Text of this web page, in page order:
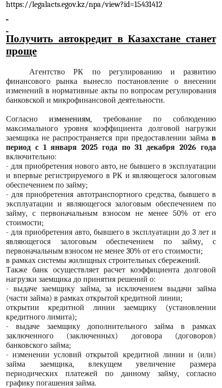
https://legalacts.egov.kz/npa/view?id=15431412
Получить автокредит в Казахстане станет
проще
Агентство РК по регулированию и развитию
финансового рынка вынесло постановление о внесении
изменений в нормативные акты по вопросам регулирования
банковской и микрофинансовой деятельности.
Согласно изменениям, требование по соблюдению
максимального уровня коэффициента долговой нагрузки
заемщика не распространяется при предоставлении займа в
период с 1 января 2025 года по 31 декабря 2026 года
включительно:
- для приобретения нового авто, не бывшего в эксплуатации
и впервые регистрируемого в РК и являющегося залоговым
обеспечением по займу;
- для приобретения автотранспортного средства, бывшего в
эксплуатации и являющегося залоговым обеспечением по
займу, с первоначальным взносом не менее 50% от его
стоимости;
- для приобретения авто, бывшего в эксплуатации до 3 лет и
являющегося залоговым обеспечением по займу, с
первоначальным взносом не менее 30% от его стоимости;
в рамках системы жилищных строительных сбережений.
Также банк осуществляет расчет коэффициента долговой
нагрузки заемщика до принятия решений о:
- выдаче заемщику займа, за исключением выдачи займа
(части займа) в рамках открытой кредитной линии;
открытии кредитной линии заемщику (установлении
кредитного лимита);
- выдаче заемщику дополнительного займа в рамках
заключенного (заключенных) договора (договоров)
банковского займа;
- изменении условий открытой кредитной линии и (или)
займа заемщика, влекущем увеличение размера
периодических платежей по данному займу, согласно
графику погашения займа.